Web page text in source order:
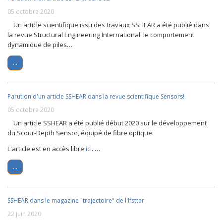
05 octobre 2020
Un article scientifique issu des travaux SSHEAR a été publié dans
la revue Structural Engineering International: le comportement
dynamique de piles…
...
Parution d'un article SSHEAR dans la revue scientifique Sensors!
05 octobre 2020
Un article SSHEAR a été publié début 2020 sur le développement
du Scour-Depth Sensor, équipé de fibre optique.
L'article est en accès libre ici. …
...
SSHEAR dans le magazine "trajectoire" de l'Ifsttar
22 juin 2020